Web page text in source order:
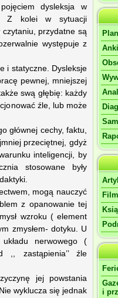
dysleksja w
Z kolei w sytuacji
przydatne są
występuje z
i statyczne. Dysleksje
pewnej, mniejszej
swą głębię: każdy
źle, lub może
głównej cechy, faktu,
przeciętnej, gdyż
inteligencji, by
stosowane były
mogą nauczyć
z opanowanie tej
wzroku ( element
zmysłem- dotyku. U
nerwowego (
,, zastąpienia’’ źle
jej powstania
wyklucza się jednak
i